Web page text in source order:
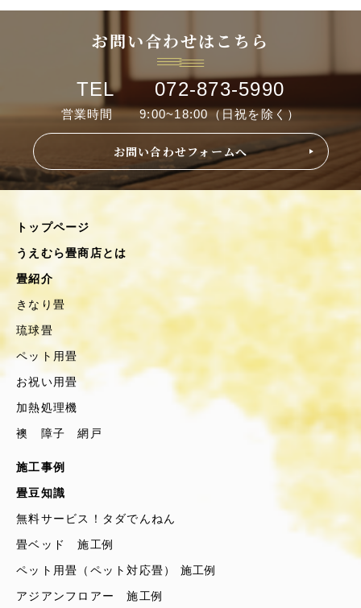
お問い合わせはこちら
TEL 072-873-5990
営業時間 9:00~18:00（日祝を除く）
お問い合わせフォームへ
トップページ
うえむら畳商店とは
畳紹介
きなり畳
琉球畳
ペット用畳
お祝い用畳
加熱処理機
襖 障子 網戸
施工事例
畳豆知識
無料サービス！タダでんねん
畳ベッド 施工例
ペット用畳（ペット対応畳） 施工例
アジアンフロアー 施工例